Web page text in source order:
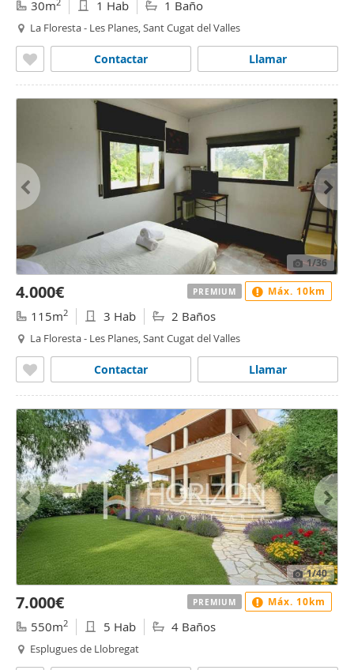
30m 1 Hab 1 Baño
La Floresta - Les Planes, Sant Cugat del Valles
Llamar
Contactar
1/36
4.000€
115m2 3 Hab 2 Baños
La Floresta - Les Planes, Sant Cugat del Valles
Llamar
Contactar
PREMIUM Máx. 10km
1/40
7.000€
550m2 5 Hab 4 Baños
Esplugues de Llobregat
PREMIUM Máx. 10km